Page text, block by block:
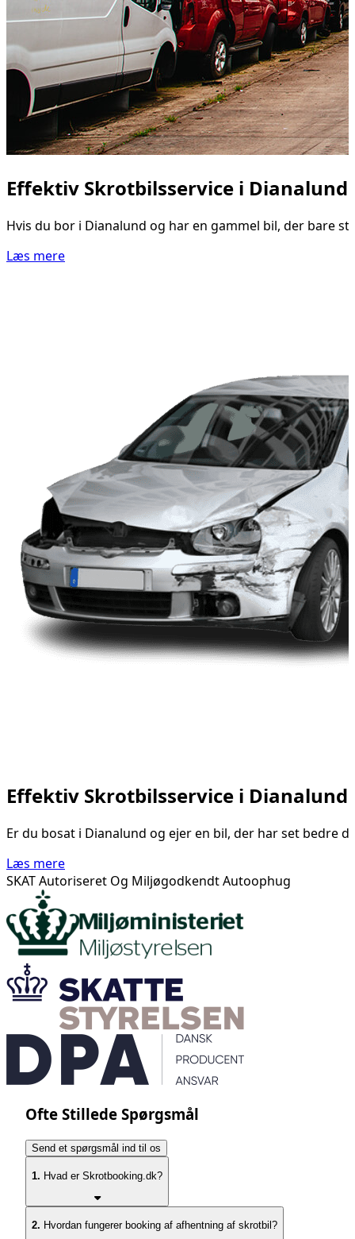
Effektiv Skrotbilsservice i Dianalund
Hvis du bor i Dianalund og har en gammel bil, der bare
Læs mere
Effektiv Skrotbilsservice i
Er du bosat i Dianalund og ejer en bil, der har set bedre
Læs mere
SKAT Autoriseret Og Miljøgodkendt Autoophug
Ofte Stillede Spørgsmål
Send et spørgsmål ind til os
1. Hvad er Skrotbooking.dk?
2. Hvordan fungerer booking af afhentning af skrotbil?